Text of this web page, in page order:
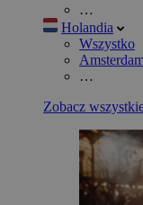
…
Holandia
Wszystko
…
Zobacz